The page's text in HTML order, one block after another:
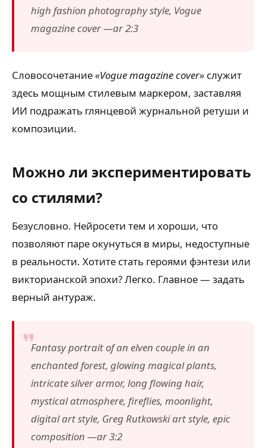
high fashion photography style, Vogue
magazine cover —ar 2:3
Словосочетание«Vogue magazine cover» служит
здесь мощным стилевым маркером, заставляя
ИИ подражать глянцевой журнальной ретуши и
композиции.
Можно ли экспериментировать
со стилями?
Безусловно. Нейросети тем и хороши, что
позволяют паре окунуться в миры, недоступные
в реальности. Хотите стать героями фэнтези или
викторианской эпохи? Легко. Главное — задать
верный антураж.
Fantasy portrait of an elven couple in an
enchanted forest, glowing magical plants,
intricate silver armor, long flowing hair,
mystical atmosphere, fireflies, moonlight,
digital art style, Greg Rutkowski art style, epic
composition —ar 3:2